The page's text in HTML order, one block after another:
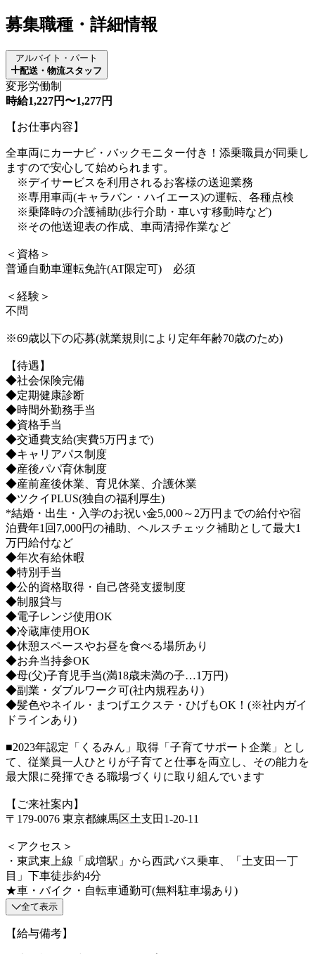
募集職種・詳細情報
アルバイト・パート
配送・物流スタッフ
変形労働制
時給1,227円〜1,277円
【お仕事内容】
全車両にカーナビ・バックモニター付き！添乗職員が同乗し
ますので安心して始められます。
※デイサービスを利用されるお客様の送迎業務
※専用車両(キャラバン・ハイエース)の運転、各種点検
※乗降時の介護補助(歩行介助・車いす移動時など)
※その他送迎表の作成、車両清掃作業など
＜資格＞
普通自動車運転免許(AT限定可) 必須
＜経験＞
不問
※69歳以下の応募(就業規則により定年年齢70歳のため)
【待遇】
◆社会保険完備
◆定期健康診断
◆時間外勤務手当
◆資格手当
◆交通費支給(実費5万円まで)
◆キャリアパス制度
◆産後パパ育休制度
◆産前産後休業、育児休業、介護休業
◆ツクイPLUS(独自の福利厚生)
*結婚・出生・入学のお祝い金5,000～2万円までの給付や宿
泊費年1回7,000円の補助、ヘルスチェック補助として最大1
万円給付など
◆年次有給休暇
◆特別手当
◆公的資格取得・自己啓発支援制度
◆制服貸与
◆電子レンジ使用OK
◆冷蔵庫使用OK
◆休憩スペースやお昼を食べる場所あり
◆お弁当持参OK
◆母(父)子育児手当(満18歳未満の子…1万円)
◆副業・ダブルワーク可(社内規程あり)
◆髪色やネイル・まつげエクステ・ひげもOK！(※社内ガイ
ドラインあり)
■2023年認定「くるみん」取得「子育てサポート企業」とし
て、従業員一人ひとりが子育てと仕事を両立し、その能力を
最大限に発揮できる職場づくりに取り組んでいます
【ご来社案内】
〒179-0076 東京都練馬区土支田1-20-11
＜アクセス＞
・東武東上線「成増駅」から西武バス乗車、「土支田一丁
目」下車徒歩約4分
★車・バイク・自転車通勤可(無料駐車場あり)
全て表示
【給与備考】